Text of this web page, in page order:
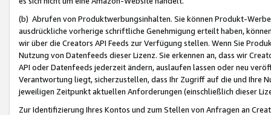
(b) Abrufen von Produktwerbungsinhalten. Sie können Produkt-
ausdrückliche vorherige schriftliche Genehmigung erteilt haben,
wir über die Creators API Feeds zur Verfügung stellen. Wenn Sie
Nutzung von Datenfeeds dieser Lizenz. Sie erkennen an, dass wir
API oder Datenfeeds jederzeit ändern, auslaufen lassen oder neu
Verantwortung liegt, sicherzustellen, dass Ihr Zugriff auf die und Ihre
jeweiligen Zeitpunkt aktuellen Anforderungen (einschließlich dieser
Zur Identifizierung Ihres Kontos und zum Stellen von Anfragen an